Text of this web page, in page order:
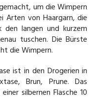
um die Wimpern
Arten von Haargarn, die
den langen und kurzem
tuschen. Die Bürste
die Wimpern.
ist in den Drogerien in
Brun, Prune. Das
silbernen Flasche 10